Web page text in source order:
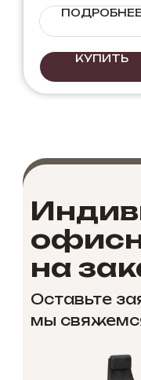
ПОДРОБНЕЕ
КУПИТЬ
Оставьте
мы
на